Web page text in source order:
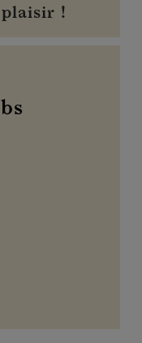
plaisir !